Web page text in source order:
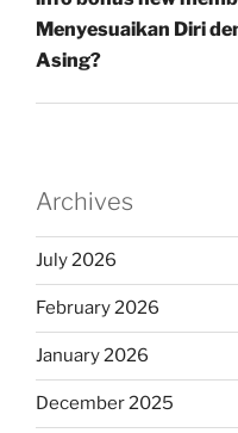
Menyesuaikan Diri
Asing?
Archives
July 2026
February 2026
January 2026
December 2025